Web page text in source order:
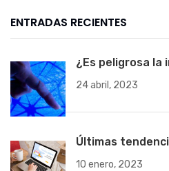
ENTRADAS RECIENTES
¿Es peligrosa
24 abril, 2023
Últimas
10 enero, 2023